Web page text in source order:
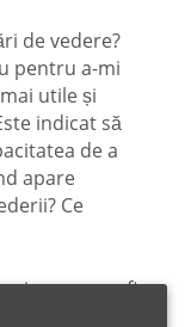
de vedere?
pentru a-mi
utile și
indicat să
de a
apare
Ce
cum ar fi
necesită